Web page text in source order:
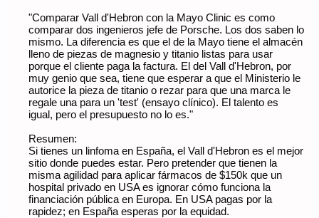
"Comparar Vall d'Hebron con la Mayo Clinic es como
comparar dos ingenieros jefe de Porsche. Los dos saben lo
mismo. La diferencia es que el de la Mayo tiene el almacén
lleno de piezas de magnesio y titanio listas para usar
porque el cliente paga la factura. El del Vall d'Hebron, por
muy genio que sea, tiene que esperar a que el Ministerio le
autorice la pieza de titanio o rezar para que una marca le
regale una para un 'test' (ensayo clínico). El talento es
igual, pero el presupuesto no lo es."
Resumen:
Si tienes un linfoma en España, el Vall d'Hebron es el mejor
sitio donde puedes estar. Pero pretender que tienen la
misma agilidad para aplicar fármacos de $150k que un
hospital privado en USA es ignorar cómo funciona la
financiación pública en Europa. En USA pagas por la
rapidez; en España esperas por la equidad.